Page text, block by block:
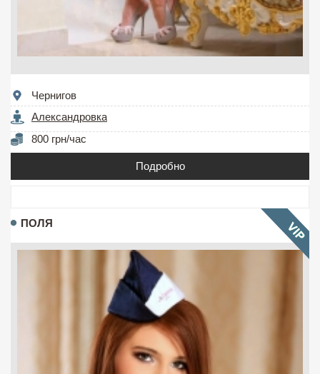
Чернигов
Александровка
800 грн/час
Подробно
ПОЛЯ